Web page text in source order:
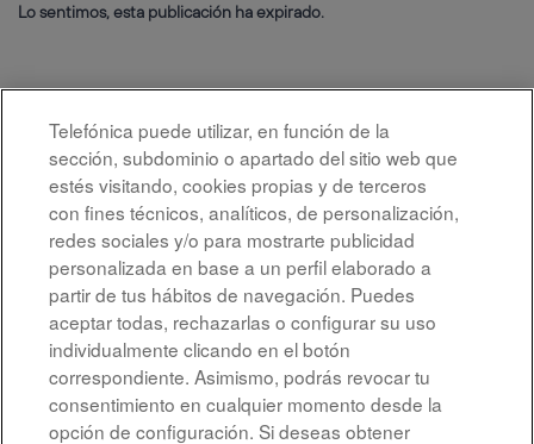
Lo sentimos, esta publicación ha expirado.
Aviso legal
Accesibilidad
Telefónica puede utilizar, en función de la
sección, subdominio o apartado del sitio web que
estés visitando, cookies propias y de terceros
con fines técnicos, analíticos, de personalización,
redes sociales y/o para mostrarte publicidad
personalizada en base a un perfil elaborado a
partir de tus hábitos de navegación. Puedes
aceptar todas, rechazarlas o configurar su uso
individualmente clicando en el botón
correspondiente. Asimismo, podrás revocar tu
consentimiento en cualquier momento desde la
opción de configuración. Si deseas obtener